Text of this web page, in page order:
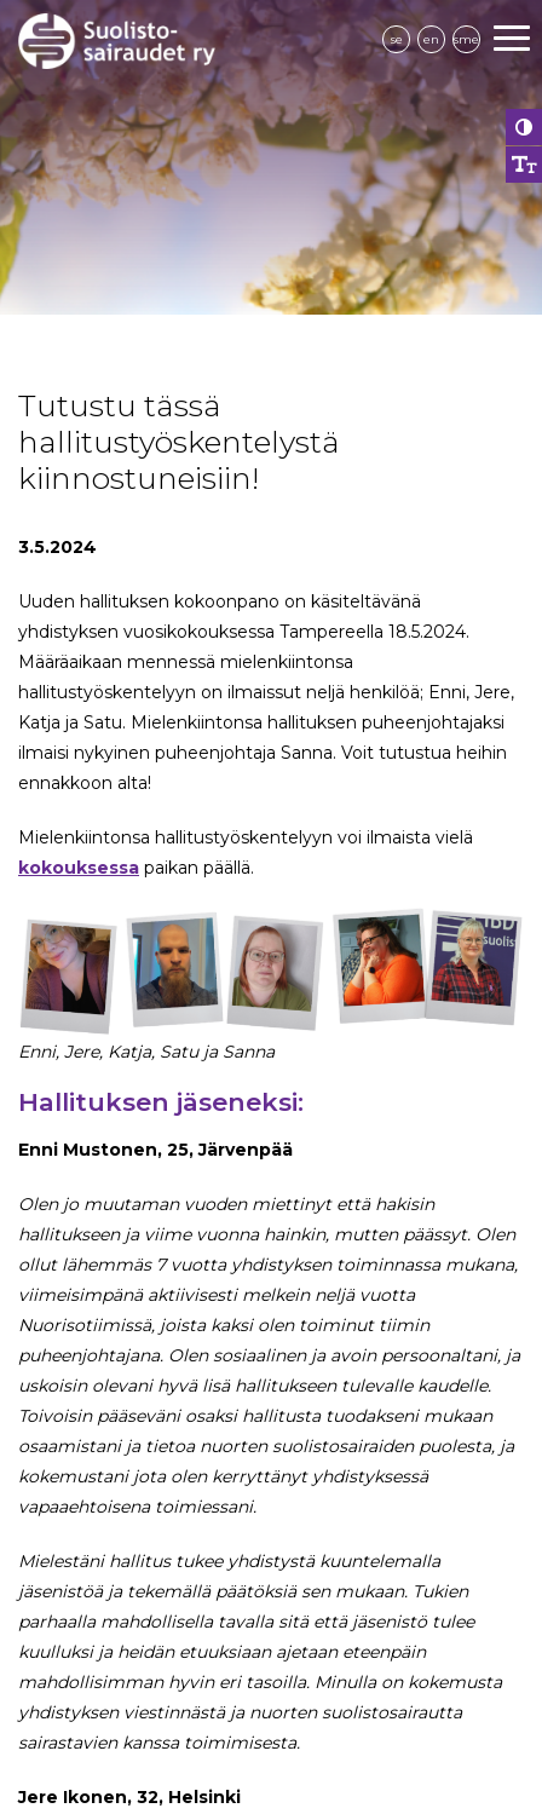
se en sme
Tutustu tässä
hallitustyöskentelystä
kiinnostuneisiin!
3.5.2024
Uuden hallituksen kokoonpano on käsiteltävänä
yhdistyksen vuosikokouksessa Tampereella 18.5.2024.
Määräaikaan mennessä mielenkiintonsa
hallitustyöskentelyyn on ilmaissut neljä henkilöä; Enni, Jere,
Katja ja Satu. Mielenkiintonsa hallituksen puheenjohtajaksi
ilmaisi nykyinen puheenjohtaja Sanna. Voit tutustua heihin
ennakkoon alta!
Mielenkiintonsa hallitustyöskentelyyn voi ilmaista vielä
kokouksessa paikan päällä.
Enni, Jere, Katja, Satu ja Sanna
Hallituksen jäseneksi:
Enni Mustonen, 25, Järvenpää
Olen jo muutaman vuoden miettinyt että hakisin
hallitukseen ja viime vuonna hainkin, mutten päässyt. Olen
ollut lähemmäs 7 vuotta yhdistyksen toiminnassa mukana,
viimeisimpänä aktiivisesti melkein neljä vuotta
Nuorisotiimissä, joista kaksi olen toiminut tiimin
puheenjohtajana. Olen sosiaalinen ja avoin persoonaltani, ja
uskoisin olevani hyvä lisä hallitukseen tulevalle kaudelle.
Toivoisin pääseväni osaksi hallitusta tuodakseni mukaan
osaamistani ja tietoa nuorten suolistosairaiden puolesta, ja
kokemustani jota olen kerryttänyt yhdistyksessä
vapaaehtoisena toimiessani.
Mielestäni hallitus tukee yhdistystä kuuntelemalla
jäsenistöä ja tekemällä päätöksiä sen mukaan. Tukien
parhaalla mahdollisella tavalla sitä että jäsenistö tulee
kuulluksi ja heidän etuuksiaan ajetaan eteenpäin
mahdollisimman hyvin eri tasoilla. Minulla on kokemusta
yhdistyksen viestinnästä ja nuorten suolistosairautta
sairastavien kanssa toimimisesta.
Jere Ikonen, 32, Helsinki